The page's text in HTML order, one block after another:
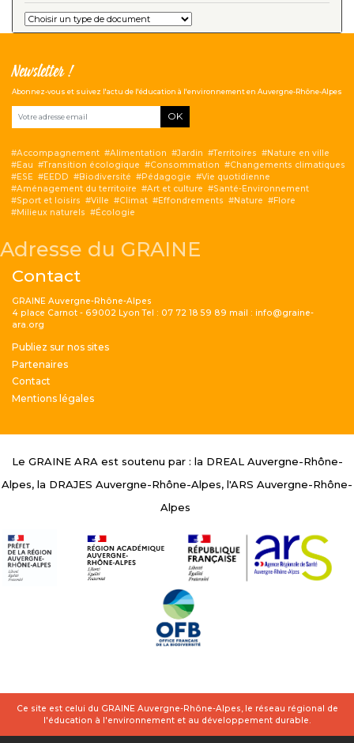
Newsletter !
Abonnez-vous et suivez l'actu de l'éducation à l'environnement en Auvergne-Rhône-Alpes
OK
Accompagnement Alimentation Jardin Territoires
Nature en ville
Eau
Transition écologique Consommation
Changements climatiques
ESE
EEDD Biodiversité Pédagogie
Vie quotidienne
Aménagement du territoire
Art et culture
Santé-Environnement
Sport et loisirs
Ville Climat Effondrements Nature
Flore
Milieux naturels
Écologie
Adresse du GRAINE
Contact
GRAINE Auvergne-Rhône-Alpes
4 place Carnot - 69002 Lyon Tel : 07 72 18 59 89 mail : info@graine-
ara.org
Menu Pied de page
Publiez sur nos sites
Partenaires
Contact
Mentions légales
Le GRAINE ARA est soutenu par : la DREAL Auvergne-Rhône-
Alpes, la DRAJES Auvergne-Rhône-Alpes, l'ARS Auvergne-Rhône-
Alpes
Ce site est celui du GRAINE Auvergne-Rhône-Alpes, le réseau régional de
l'éducation à l'environnement et au développement durable.